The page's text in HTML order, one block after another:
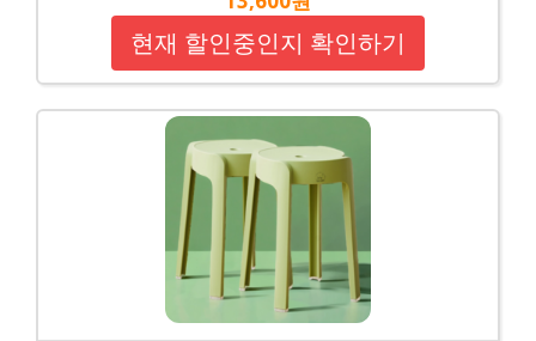
현재 할인중인지 확인하기